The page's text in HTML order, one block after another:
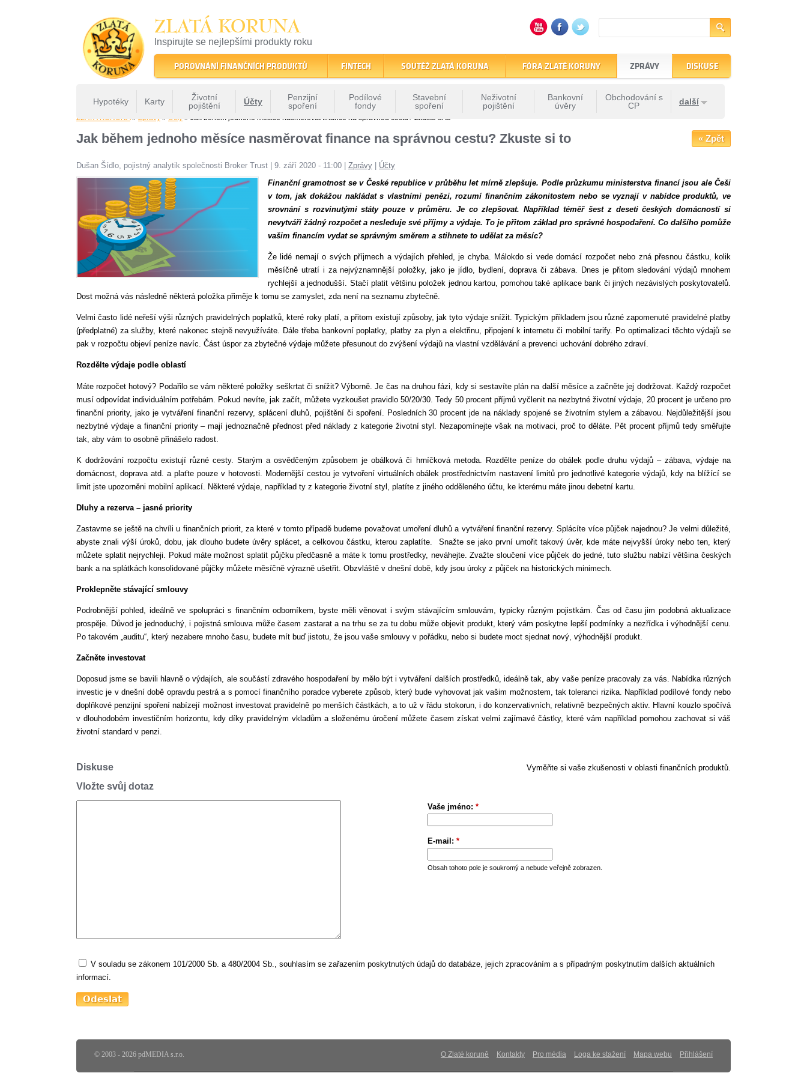
ZLATÁ KORUNA
Inspirujte se nejlepšími produkty roku
22 let tradice a kvality na finančním trhu
POROVNÁNÍ FINANČNÍCH PRODUKTŮ FINTECH SOUTĚŽ ZLATÁ KORUNA FÓRA ZLATÉ KORUNY ZPRÁVY
Hypotéky Karty
Životní
pojištění
Účty
Penzijní
spoření
Podílové
fondy
Stavební
spoření
Neživotní
pojištění
Bankovní
úvěry
Obchodování s
CP
další
DISKUSE
ZLATÁ KORUNA» Zprávy » Účty » Jak během jednoho měsíce nasměrovat finance na správnou cestu? Zkuste si to
« Zpět
Jak během jednoho měsíce nasměrovat finance na správnou cestu? Zkuste si to
Dušan Šídlo, pojistný analytik společnosti Broker Trust 9. září 2020 - 11:00 Zprávy
Účty
Finanční gramotnost se v České republice v průběhu let mírně zlepšuje. Podle průzkumu ministerstva financí jsou ale Češi
v tom, jak dokážou nakládat s vlastními penězi, rozumí finančním zákonitostem nebo se vyznají v nabídce produktů, ve
srovnání s rozvinutými státy pouze v průměru. Je co zlepšovat. Například téměř šest z deseti českých domácností si
nevytváří žádný rozpočet a nesleduje své příjmy a výdaje. To je přitom základ pro správné hospodaření. Co dalšího pomůže
vašim financím vydat se správným směrem a stihnete to udělat za měsíc?
Že lidé nemají o svých příjmech a výdajích přehled, je chyba. Málokdo si vede domácí rozpočet nebo zná přesnou částku, kolik
měsíčně utratí i za nejvýznamnější položky, jako je jídlo, bydlení, doprava či zábava. Dnes je přitom sledování výdajů mnohem
rychlejší a jednodušší. Stačí platit většinu položek jednou kartou, pomohou také aplikace bank či jiných nezávislých poskytovatelů.
Dost možná vás následně některá položka přiměje k tomu se zamyslet, zda není na seznamu zbytečně.
Velmi často lidé neřeší výši různých pravidelných poplatků, které roky platí, a přitom existují způsoby, jak tyto výdaje snížit. Typickým příkladem jsou různé zapomenuté pravidelné platby
(předplatné) za služby, které nakonec stejně nevyužíváte. Dále třeba bankovní poplatky, platby za plyn a elektřinu, připojení k internetu či mobilní tarify. Po optimalizaci těchto výdajů se
pak v rozpočtu objeví peníze navíc. Část úspor za zbytečné výdaje můžete přesunout do zvýšení výdajů na vlastní vzdělávání a prevenci uchování dobrého zdraví.
Rozdělte výdaje podle oblastí
Máte rozpočet hotový? Podařilo se vám některé položky seškrtat či snížit? Výborně. Je čas na druhou fázi, kdy si sestavíte plán na další měsíce a začněte jej dodržovat. Každý rozpočet
musí odpovídat individuálním potřebám. Pokud nevíte, jak začít, můžete vyzkoušet pravidlo 50/20/30. Tedy 50 procent příjmů vyčlenit na nezbytné životní výdaje, 20 procent je určeno pro
finanční priority, jako je vytváření finanční rezervy, splácení dluhů, pojištění či spoření. Posledních 30 procent jde na náklady spojené se životním stylem a zábavou. Nejdůležitější jsou
nezbytné výdaje a finanční priority – mají jednoznačně přednost před náklady z kategorie životní styl. Nezapomínejte však na motivaci, proč to děláte. Pět procent příjmů tedy směřujte
tak, aby vám to osobně přinášelo radost.
K dodržování rozpočtu existují různé cesty. Starým a osvědčeným způsobem je obálková či hrníčková metoda. Rozdělte peníze do obálek podle druhu výdajů – zábava, výdaje na
domácnost, doprava atd. a plaťte pouze v hotovosti. Modernější cestou je vytvoření virtuálních obálek prostřednictvím nastavení limitů pro jednotlivé kategorie výdajů, kdy na blížící se
limit jste upozorněni mobilní aplikací. Některé výdaje, například ty z kategorie životní styl, platíte z jiného odděleného účtu, ke kterému máte jinou debetní kartu.
Dluhy a rezerva – jasné priority
Zastavme se ještě na chvíli u finančních priorit, za které v tomto případě budeme považovat umoření dluhů a vytváření finanční rezervy. Splácíte více půjček najednou? Je velmi důležité,
abyste znali výší úroků, dobu, jak dlouho budete úvěry splácet, a celkovou částku, kterou zaplatíte. Snažte se jako první umořit takový úvěr, kde máte nejvyšší úroky nebo ten, který
můžete splatit nejrychleji. Pokud máte možnost splatit půjčku předčasně a máte k tomu prostředky, neváhejte. Zvažte sloučení více půjček do jedné, tuto službu nabízí většina českých
bank a na splátkách konsolidované půjčky můžete měsíčně výrazně ušetřit. Obzvláště v dnešní době, kdy jsou úroky z půjček na historických minimech.
Proklepněte stávající smlouvy
Podrobnější pohled, ideálně ve spolupráci s finančním odborníkem, byste měli věnovat i svým stávajícím smlouvám, typicky různým pojistkám. Čas od času jim podobná aktualizace
prospěje. Důvod je jednoduchý, i pojistná smlouva může časem zastarat a na trhu se za tu dobu může objevit produkt, který vám poskytne lepší podmínky a nezřídka i výhodnější cenu.
Po takovém „auditu“, který nezabere mnoho času, budete mít buď jistotu, že jsou vaše smlouvy v pořádku, nebo si budete moct sjednat nový, výhodnější produkt.
Začněte investovat
Doposud jsme se bavili hlavně o výdajích, ale součástí zdravého hospodaření by mělo být i vytváření dalších prostředků, ideálně tak, aby vaše peníze pracovaly za vás. Nabídka různých
investic je v dnešní době opravdu pestrá a s pomocí finančního poradce vyberete způsob, který bude vyhovovat jak vašim možnostem, tak toleranci rizika. Například podílové fondy nebo
doplňkové penzijní spoření nabízejí možnost investovat pravidelně po menších částkách, a to už v řádu stokorun, i do konzervativních, relativně bezpečných aktiv. Hlavní kouzlo spočívá
v dlouhodobém investičním horizontu, kdy díky pravidelným vkladům a složenému úročení můžete časem získat velmi zajímavé částky, které vám například pomohou zachovat si váš
životní standard v penzi.
Vyměňte si vaše zkušenosti v oblasti finančních produktů.
Diskuse
Vložte svůj dotaz
Vaše jméno: *
E-mail: *
Obsah tohoto pole je soukromý a nebude veřejně zobrazen.
V souladu se zákonem 101/2000 Sb. a 480/2004 Sb., souhlasím se zařazením poskytnutých údajů do databáze, jejich zpracováním a s případným poskytnutím dalších aktuálních
informací.
© 2003 - 2026 pdMEDIA s.r.o. O Zlaté koruně Kontakty Pro média Loga ke stažení Mapa webu Přihlášení